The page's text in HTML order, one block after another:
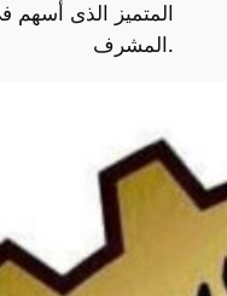
المتميز الذى أسهم
المشرف.